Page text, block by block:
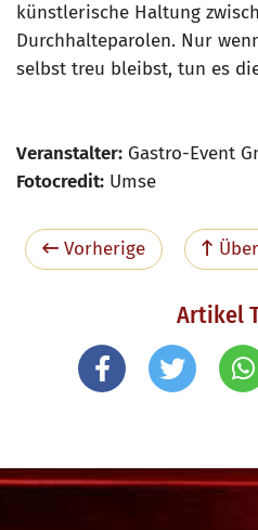
künstlerische Haltung
Durchhalteparolen. Nur
selbst treu bleibst, tun es
Veranstalter: Gastro-Event
Fotocredit: Umse
Vorherige
Artikel